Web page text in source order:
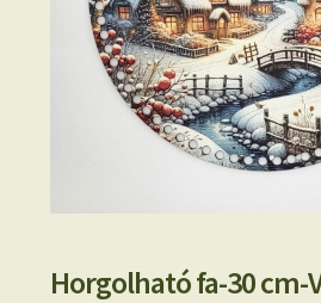
Horgolható fa-30 cm-